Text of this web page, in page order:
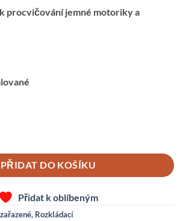
procvičování jemné motoriky a
množství
PŘIDAT DO KOŠÍKU
Přidat k oblíbeným
, Rozkládací